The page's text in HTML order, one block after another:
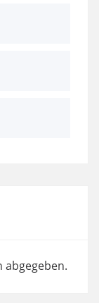
abgegeben.